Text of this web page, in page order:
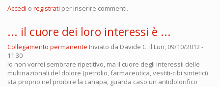
Accedi o registrati per inserire commenti.
... il cuore dei loro interessi è ...
Collegamento permanente Inviato da Davide C. il Lun, 09/10/2012 -
11:30
Io non vorrei sembrare ripetitivo, ma il cuore degli interessii delle
multinazionali del dolore (petrolio, farmaceutica, vestiti-cibi sintetici)
sta proprio nel proibire la canapa, guarda caso un antidolorifico